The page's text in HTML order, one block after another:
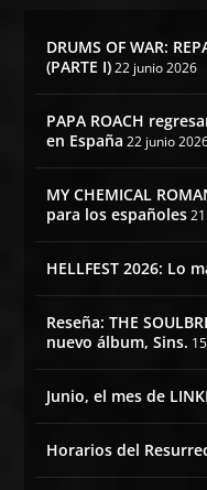
DRUMS OF WAR:
(PARTE I) 22 junio 2026
PAPA ROACH
en España 22 junio
MY CHEMICAL
para los españoles
HELLFEST 2026: Lo
Reseña: THE
nuevo álbum, Sins.
Junio, el mes de
Horarios del